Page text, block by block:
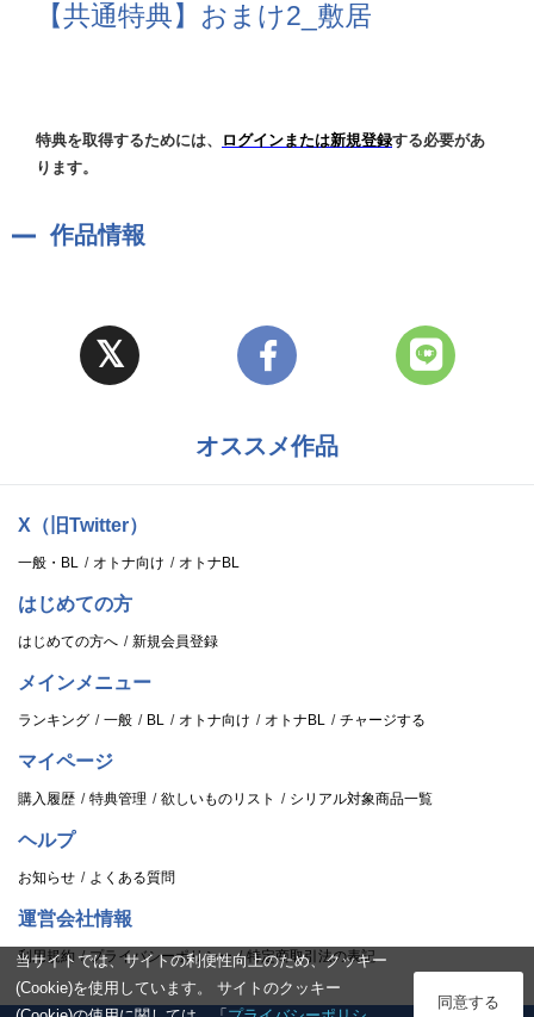
【共通特典】おまけ2_敷居
特典を取得するためには、 ログインまたは新規登録する必要があ
ります。
作品情報
オススメ作品
X（旧Twitter）
一般・BL オトナ向け オトナBL
はじめての方
はじめての方へ 新規会員登録
メインメニュー
ランキング 一般 BL オトナ向け オトナBL チャージする
マイページ
購入履歴 特典管理 欲しいものリスト シリアル対象商品一覧
ヘルプ
お知らせ よくある質問
運営会社情報
利用規約 プライバシーポリシー 特定商取引法の表記
当サイトでは、サイトの利便性向上のため、クッキー
(Cookie)を使用しています。 サイトのクッキー
同意する